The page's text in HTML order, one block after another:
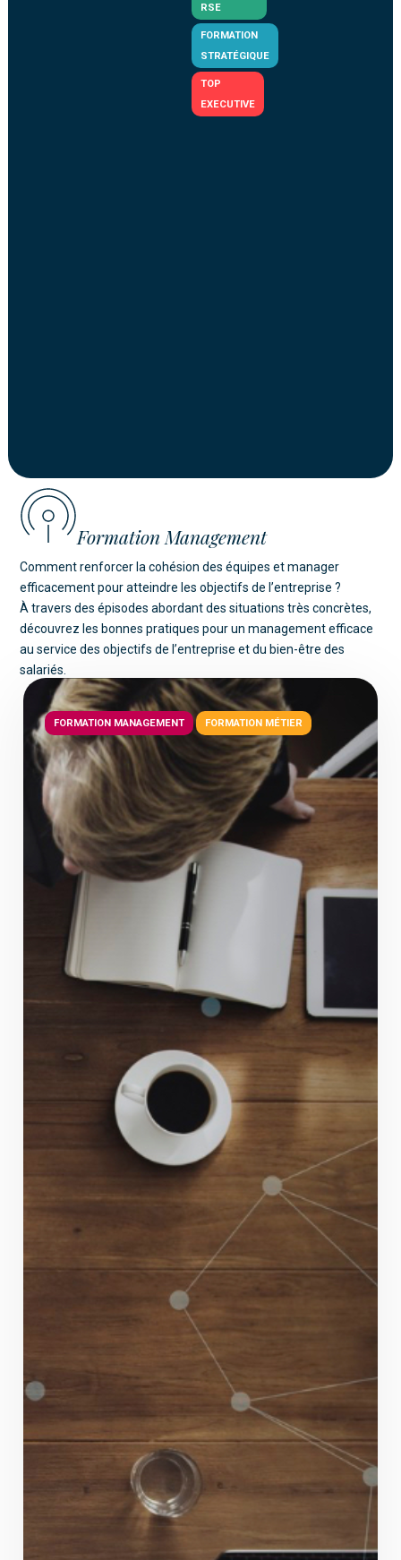
RSE
FORMATION
STRATÉGIQUE
TOP
EXECUTIVE
Formation Management
Comment renforcer la cohésion des équipes et manager
efficacement pour atteindre les objectifs de l’entreprise ?
À travers des épisodes abordant des situations très concrètes,
découvrez les bonnes pratiques pour un management efficace
au service des objectifs de l’entreprise et du bien-être des
salariés.
FORMATION MANAGEMENT FORMATION MÉTIER